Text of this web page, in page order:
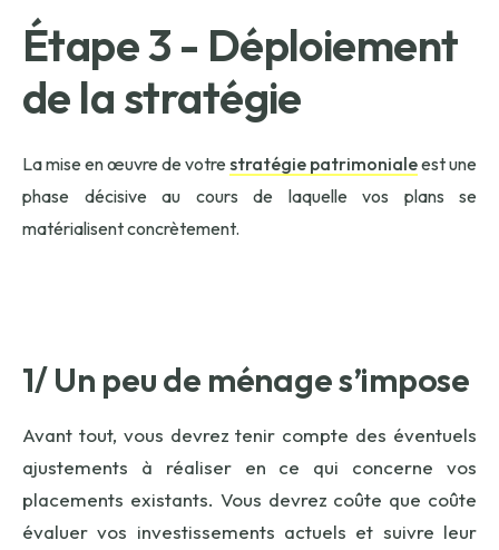
Étape 3 - Déploiement
de la stratégie
La mise en œuvre de votre stratégie patrimonialeest une
phase décisive au cours de laquelle vos plans se
matérialisent concrètement.
1/ Un peu de ménage s’impose
Avant tout, vous devrez tenir compte des éventuels
ajustements à réaliser en ce qui concerne vos
placements existants. Vous devrez coûte que coûte
évaluer vos investissements actuels et suivre leur